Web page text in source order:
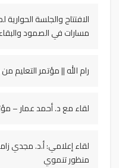
الافتتاح والجلسة
مسارات في الصمود
رام الله || مؤتمر التعليم
لقاء مع د. أحمد عمار –
لقاء إعلامي: أ.د. مجدي
منظور تنموي